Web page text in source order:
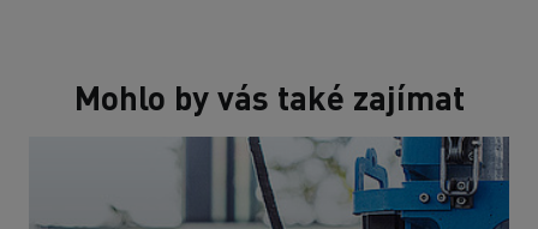
Mohlo by vás také zajímat